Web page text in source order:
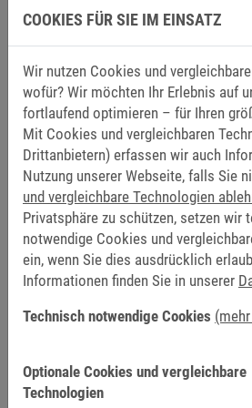
Wenn das beiderseitige Interesse
Rahmenbedingung geklärt sind,
Ausbildungsvertrag von uns.
Freue dich auf eine spannende Zeit
COOKIES FÜR SIE IM EINSATZ
Wir nutzen Cookies und
wofür? Wir möchten Ihr Erlebnis auf
fortlaufend optimieren – für Ihren
Mit Cookies und vergleichbaren
Drittanbietern) erfassen wir auch
Nutzung unserer Webseite, falls Sie
und vergleichbare Technologien
Privatsphäre zu schützen, setzen wir
notwendige Cookies und
ein, wenn Sie dies ausdrücklich
Informationen finden Sie in unserer
Technisch notwendige Cookies
Optionale Cookies und vergleichbare
Technologien